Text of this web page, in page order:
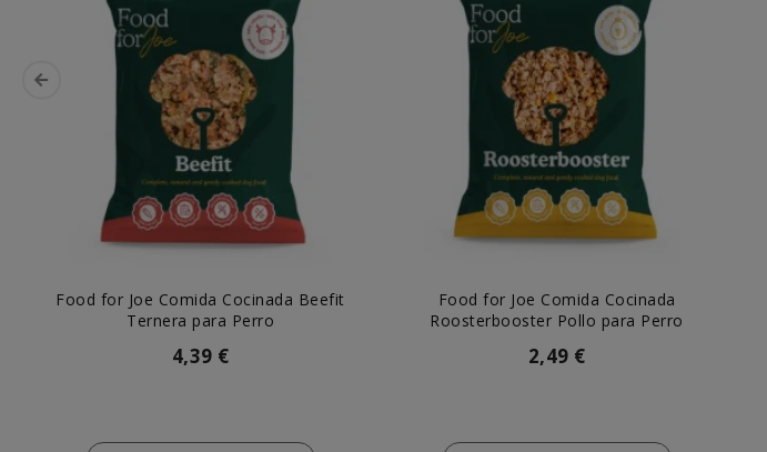
Food for Joe Comida Cocinada Beefit
Ternera para Perro
4,39 €
Food for Joe Comida Cocinada
Roosterbooster Pollo para Perro
2,49 €